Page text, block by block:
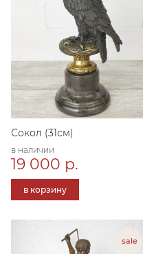
Сокол (31см)
в наличии
19 000 р.
в корзину